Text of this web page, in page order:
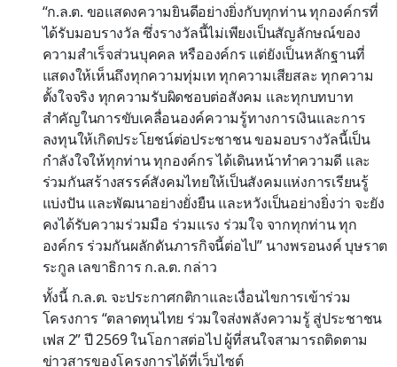
“ก.ล.ต. ขอแสดงความยินดีอย่างยิ่งกับทุกท่าน ทุกองค์กรที่
ได้รับมอบรางวัล ซึ่งรางวัลนี้ไม่เพียงเป็นสัญลักษณ์ของ
ความสำเร็จส่วนบุคคล หรือองค์กร แต่ยังเป็นหลักฐานที่
แสดงให้เห็นถึงทุกความทุ่มเท ทุกความเสียสละ ทุกความ
ตั้งใจจริง ทุกความรับผิดชอบต่อสังคม และทุกบทบาท
สำคัญในการขับเคลื่อนองค์ความรู้ทางการเงินและการ
ลงทุนให้เกิดประโยชน์ต่อประชาชน ขอมอบรางวัลนี้เป็น
กำลังใจให้ทุกท่าน ทุกองค์กร ได้เดินหน้าทำความดี และ
ร่วมกันสร้างสรรค์สังคมไทยให้เป็นสังคมแห่งการเรียนรู้
แบ่งปัน และพัฒนาอย่างยั่งยืน และหวังเป็นอย่างยิ่งว่า จะยัง
คงได้รับความร่วมมือ ร่วมแรง ร่วมใจ จากทุกท่าน ทุก
องค์กร ร่วมกันผลักดันภารกิจนี้ต่อไป” นางพรอนงค์ บุษราต
ระกูล เลขาธิการ ก.ล.ต. กล่าว
ทั้งนี้ ก.ล.ต. จะประกาศกติกาและเงื่อนไขการเข้าร่วม
โครงการ “ตลาดทุนไทย ร่วมใจส่งพลังความรู้ สู่ประชาชน
เฟส 2” ปี 2569 ในโอกาสต่อไป ผู้ที่สนใจสามารถติดตาม
ข่าวสารของโครงการได้ที่เว็บไซต์